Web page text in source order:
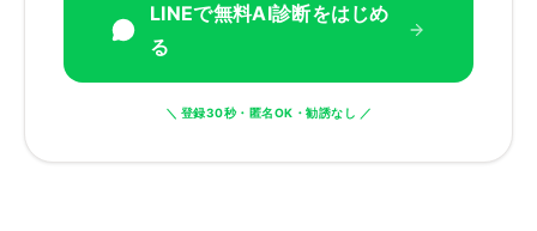
LINEで無料AI診断をはじめ
る
＼ 登録30秒・匿名OK・勧誘なし ／